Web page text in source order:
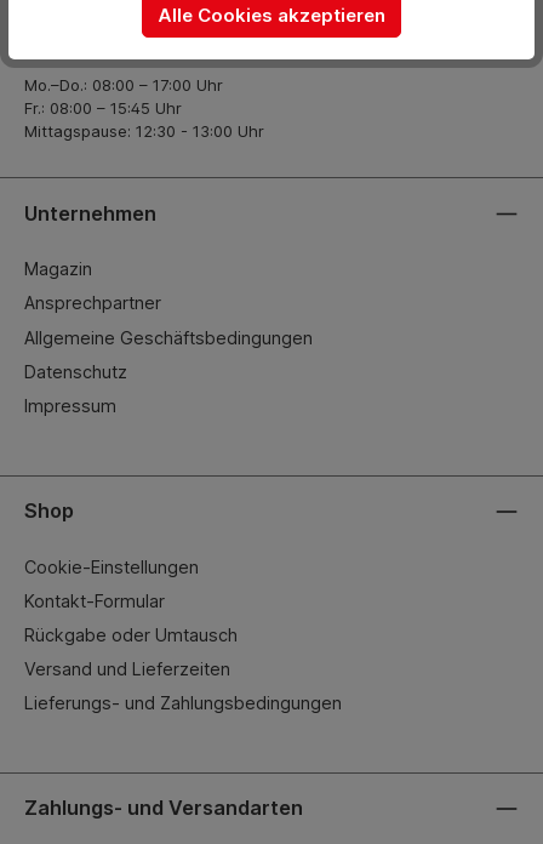
Öffnungszeiten
Mo.–Do.: 08:00 – 17:00 Uhr
Fr.: 08:00 – 15:45 Uhr
Mittagspause: 12:30 - 13:00 Uhr
Unternehmen
Magazin
Ansprechpartner
Allgemeine Geschäftsbedingungen
Datenschutz
Impressum
Shop
Cookie-Einstellungen
Kontakt-Formular
Rückgabe oder Umtausch
Versand und Lieferzeiten
Lieferungs- und Zahlungsbedingungen
Zahlungs- und Versandarten
Alle Cookies akzeptieren